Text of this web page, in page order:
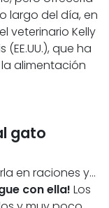
largo del día, en
veterinario Kelly
que ha
alimentación
gato
en raciones y…
con ella! Los